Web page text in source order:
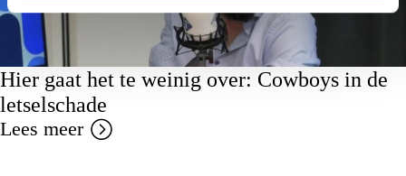
Hier gaat het te weinig over: Cowboys in de
letselschade
Lees meer